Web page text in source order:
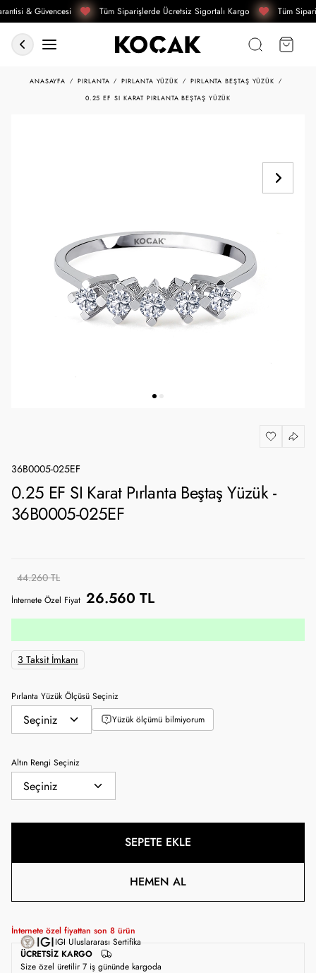
& Güvencesi Tüm Siparişlerde Ücretsiz Sigortalı Kargo Tüm
ANASAYFA PIRLANTA PIRLANTA YÜZÜK
PIRLANTA BEŞTAŞ YÜZÜK
0.25 EF SI KARAT PIRLANTA BEŞTAŞ YÜZÜK
36B0005-025EF
0.25 EF SI Karat Pırlanta Beştaş Yüzük -
36B0005-025EF
44.260 TL
İnternete Özel Fiyat 26.560 TL
3 Taksit İmkanı
Pırlanta Yüzük Ölçüsü Seçiniz
Yüzük ölçümü bilmiyorum
Altın Rengi Seçiniz
SEPETE EKLE
HEMEN AL
İnternete özel fiyattan son 8 ürün
ÜCRETSIZ KARGO
IGI Uluslararası Sertifika
Size özel üretilir 7 iş gününde kargoda